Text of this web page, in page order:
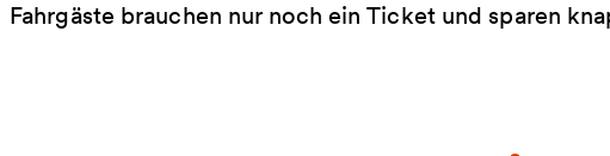
Fahrgäste brauchen nur noch ein Ticket und sparen